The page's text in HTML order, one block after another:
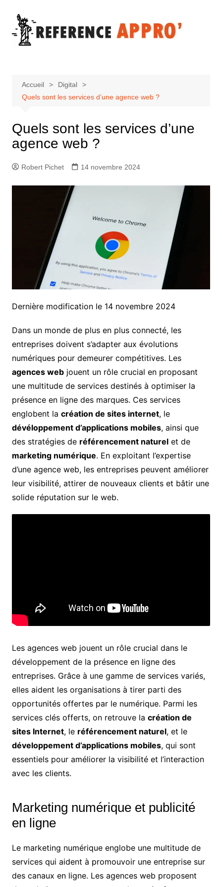
contenu
Accueil
Digital
Quels sont les services d’une agence web ?
Quels sont les services d’une
agence web ?
Robert Pichet 14 novembre 2024
Dernière modification le 14 novembre 2024
Dans un monde de plus en plus connecté, les
entreprises doivent s’adapter aux évolutions
numériques pour demeurer compétitives. Les
agences webjouent un rôle crucial en proposant
une multitude de services destinés à optimiser la
présence en ligne des marques. Ces services
englobent la création de sites internet, le
dévéloppement d’applications mobiles, ainsi que
des stratégies de référencement naturelet de
marketing numérique. En exploitant l’expertise
d’une agence web, les entreprises peuvent améliorer
leur visibilité, attirer de nouveaux clients et bâtir une
solide réputation sur le web.
Les agences web jouent un rôle crucial dans le
développement de la présence en ligne des
entreprises. Grâce à une gamme de services variés,
elles aident les organisations à tirer parti des
opportunités offertes par le numérique. Parmi les
services clés offerts, on retrouve la création de
sites Internet, le référencement naturel, et le
développement d’applications mobiles, qui sont
essentiels pour améliorer la visibilité et l’interaction
avec les clients.
Marketing numérique et publicité
en ligne
Le marketing numérique englobe une multitude de
services qui aident à promouvoir une entreprise sur
des canaux en ligne. Les agences web proposent